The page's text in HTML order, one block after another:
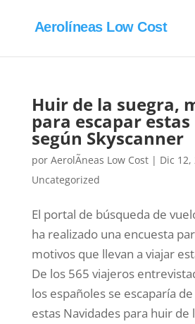
Aerolíneas Low Cost
Huir de la suegra,
para escapar
según Skyscanner
por AerolÃ­neas Low Cost| Dic 12,
Uncategorized
El portal de búsqueda de
ha realizado una encuesta
motivos que llevan a viajar
De los 565 viajeros
los españoles se escaparía
estas Navidades para huir de